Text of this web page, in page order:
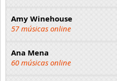
Amy Winehouse
57 músicas online
Ana Mena
60 músicas online